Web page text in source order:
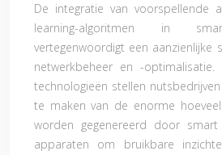
De integratie van voorspellende
learning-algoritmen in
vertegenwoordigt een aanzienlijke
netwerkbeheer en -optimalisatie.
technologieën stellen
te maken van de enorme
worden gegenereerd door
apparaten om bruikbare